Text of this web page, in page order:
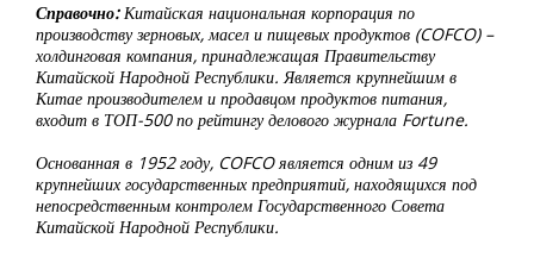
Справочно:Китайская национальная корпорация по
производству зерновых, масел и пищевых продуктов (COFCO) –
холдинговая компания, принадлежащая Правительству
Китайской Народной Республики. Является крупнейшим в
Китае производителем и продавцом продуктов питания,
входит в ТОП-500 по рейтингу делового журнала Fortune.
Основанная в 1952 году, COFCO является одним из 49
крупнейших государственных предприятий, находящихся под
непосредственным контролем Государственного Совета
Китайской Народной Республики.